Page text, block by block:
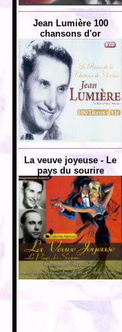
Jean Lumière 100
chansons d'or
La veuve joyeuse - Le
pays du sourire